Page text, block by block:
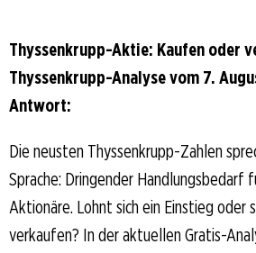
Thyssenkrupp-Aktie: Kaufen oder
Thyssenkrupp-Analyse vom 7.
Antwort:
Die neusten Thyssenkrupp-Zahlen
Sprache: Dringender Handlungsbedarf
Aktionäre. Lohnt sich ein Einstieg oder
verkaufen? In der aktuellen Gratis-